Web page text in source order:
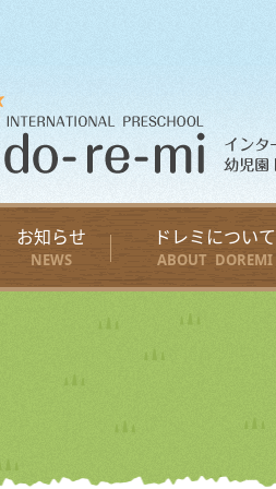
お知らせ
NEWS
ドレミについて
ABOUT DOREMI